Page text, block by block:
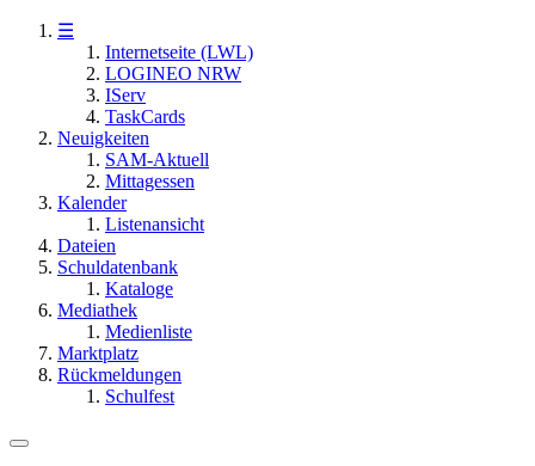
☰
Internetseite (LWL)
LOGINEO NRW
IServ
TaskCards
Neuigkeiten
SAM-Aktuell
Mittagessen
Kalender
Listenansicht
Dateien
Schuldatenbank
Kataloge
Mediathek
Medienliste
Marktplatz
Rückmeldungen
Schulfest